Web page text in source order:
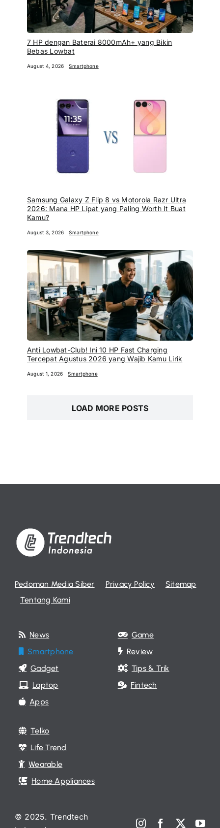
7 HP dengan Baterai 8000mAh+ yang Bikin
Bebas Lowbat
August 4, 2026 Smartphone
Samsung Galaxy Z Flip 8 vs Motorola Razr Ultra
2026: Mana HP Lipat yang Paling Worth It Buat
Kamu?
August 3, 2026 Smartphone
Anti Lowbat-Club! Ini 10 HP Fast Charging
Tercepat Agustus 2026 yang Wajib Kamu Lirik
August 1, 2026 Smartphone
LOAD MORE POSTS
Pedoman Media Siber Privacy Policy
Sitemap
Tentang Kami
News
Smartphone
Gadget
Laptop
Apps
Game
Review
Tips & Trik
Fintech
Telko
Life Trend
Wearable
Home Appliances
© 2025. Trendtech